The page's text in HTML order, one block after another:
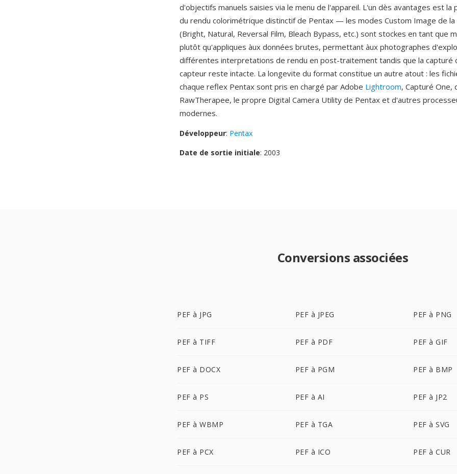
d'objectifs manuels saisies via le menu de l'appareil. L'un dès avantages est la
du rendu colorimétrique distinctif de Pentax — les modes Custom Image de la
(Bright, Natural, Reversal Film, Bleach Bypass, etc.) sont stockes en tant que
plutôt qu'appliques àux données brutes, permettant àux photographes
différentes interpretations de rendu en post-traitement tandis que la capturé
capteur reste intacte. La longevite du format constitue un autre atout : les
chaque reflex Pentax sont pris en chargé par Adobe Lightroom, Capturé One,
RawTherapee, le propre Digital Camera Utility de Pentax et d'autres
modernes.
Développeur: Pentax
Date de sortie initiale: 2003
Conversions associées
PEF à JPG PEF à JPEG PEF à PNG
PEF à TIFF PEF à PDF PEF à GIF
PEF à DOCX PEF à PGM PEF à BMP
PEF à PS PEF à AI PEF à JP2
PEF à WBMP PEF à TGA PEF à SVG
PEF à PCX PEF à ICO PEF à CUR